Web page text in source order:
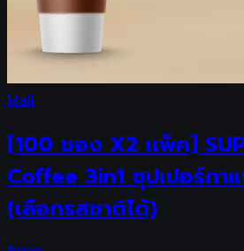
Mall
[100 ซอง X2 แพ็ค]
Coffee 3in1 ซุปเปอร์กา
(เลือกรสชาติได้)